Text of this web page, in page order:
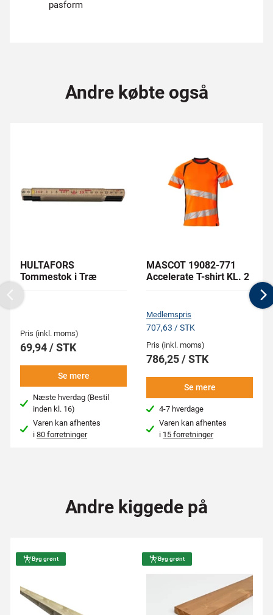
pasform
Andre købte også
HULTAFORS
Tommestok i Træ
Pris (inkl. moms)
69,94 / STK
Se mere
Næste hverdag (Bestil
inden kl. 16)
Varen kan afhentes
i80 forretninger
MASCOT 19082-771
Accelerate T-shirt KL. 2
Medlemspris
707,63 / STK
Pris (inkl. moms)
786,25 / STK
Se mere
4-7 hverdage
Varen kan afhentes
i 15 forretninger
Previous
Andre kiggede på
Byg grønt Byg grønt